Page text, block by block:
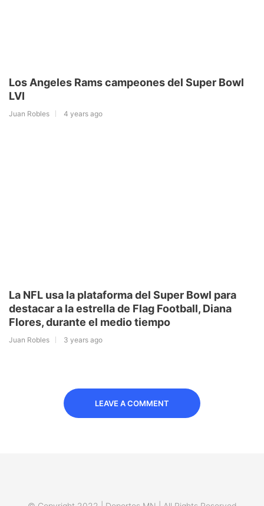
Los Angeles Rams campeones del Super Bowl
LVI
Juan Robles 4 years ago
La NFL usa la plataforma del Super Bowl para
destacar a la estrella de Flag Football, Diana
Flores, durante el medio tiempo
Juan Robles 3 years ago
LEAVE A COMMENT